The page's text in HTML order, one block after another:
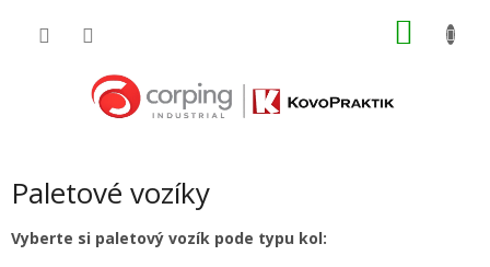
Paletové vozíky
Vyberte si paletový vozík pode typu kol: